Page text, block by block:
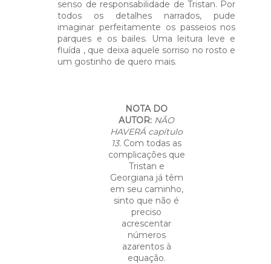
senso de responsabilidade de Tristan. Por
todos os detalhes narrados, pude
imaginar perfeitamente os passeios nos
parques e os bailes. Uma leitura leve e
fluída , que deixa aquele sorriso no rosto e
um gostinho de quero mais.
NOTA DO
AUTOR: NÃO
HAVERÁ capítulo
13. Com todas as
complicações que
Tristan e
Georgiana já têm
em seu caminho,
sinto que não é
preciso
acrescentar
números
azarentos à
equação.